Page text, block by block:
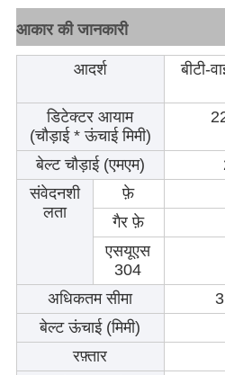
आकार की जानकारी
आदर्श बीटी-
डिटेक्टर आयाम
(चौड़ाई * ऊंचाई मिमी)
बेल्ट चौड़ाई (एमएम)
संवेदनशी
लता
फ़े
गैर फ़े
एसयूएस
304
अधिकतम सीमा
बेल्ट ऊंचाई (मिमी)
रफ़्तार